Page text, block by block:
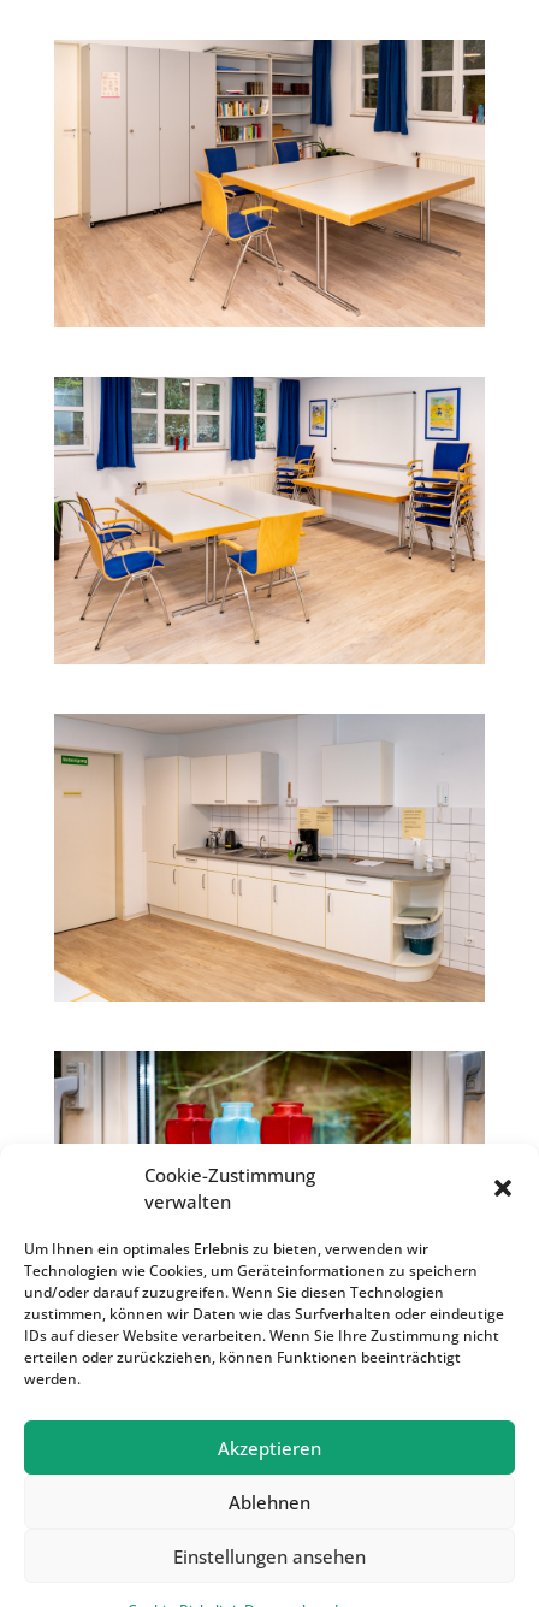
Cookie-Zustimmung
verwalten
Um Ihnen ein optimales Erlebnis zu bieten, verwenden wir
Technologien wie Cookies, um Geräteinformationen zu speichern
und/oder darauf zuzugreifen. Wenn Sie diesen Technologien
zustimmen, können wir Daten wie das Surfverhalten oder eindeutige
IDs auf dieser Website verarbeiten. Wenn Sie Ihre Zustimmung nicht
erteilen oder zurückziehen, können Funktionen beeinträchtigt
werden.
Akzeptieren
Ablehnen
Einstellungen ansehen
Treffpunkt Parksiedlung | 2022